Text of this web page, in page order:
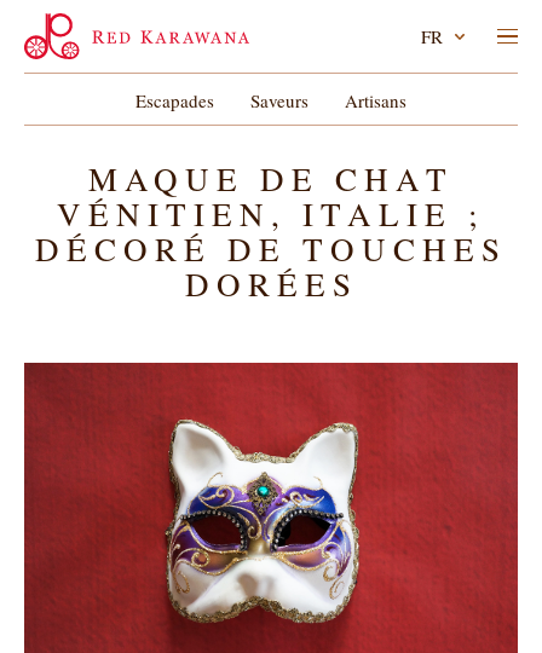
Escapades Saveurs Artisans
FR
MAQUE DE CHAT
VÉNITIEN, ITALIE ;
DÉCORÉ DE TOUCHES
DORÉES